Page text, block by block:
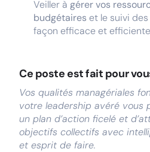
Veiller à gérer vos
budgétaires et le suivi
façon efficace et efficiente
Ce poste est fait pour
Vos qualités managériales
votre leadership avéré vous
un plan d’action ficelé et
objectifs collectifs avec
et esprit de faire.